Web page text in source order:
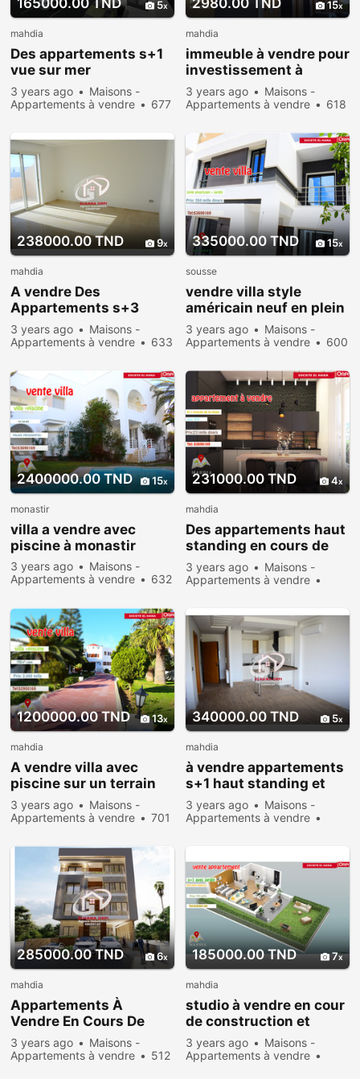
165000.00 TND 5
mahdia
Des appartements s+1
vue sur mer
directement au
promoteur baghdedi
3 years ago
Maisons -
Appartements à vendre
677
2980.00 TND 15
mahdia
immeuble à vendre pour
investissement à
mahdia
3 years ago
Maisons -
Appartements à vendre
618
238000.00 TND 9
mahdia
A vendre Des
Appartements s+3
directement promoteur
3 years ago
Maisons -
Appartements à vendre
633
335000.00 TND 15
sousse
vendre villa style
américain neuf en plein
centre ville sousse
3 years ago
Maisons -
Appartements à vendre
600
2400000.00 TND 15
monastir
villa a vendre avec
piscine à monastir
3 years ago
Maisons -
Appartements à vendre
632
231000.00 TND 4
mahdia
Des appartements haut
standing en cours de
construction et
directement au
3 years ago
Maisons -
Appartements à vendre
1200000.00 TND 13
mahdia
A vendre villa avec
piscine sur un terrain
de 1021 m²
3 years ago
Maisons -
Appartements à vendre
701
340000.00 TND 5
mahdia
à vendre appartements
s+1 haut standing et
vue sur mer à mahdia
mahdia
3 years ago
Maisons -
Appartements à vendre
285000.00 TND 6
mahdia
Appartements À
Vendre En Cours De
Construction en plein
beau de mahdia
3 years ago
Maisons -
Appartements à vendre
512
185000.00 TND 7
mahdia
studio à vendre en cour
de construction et
proche de la plage
3 years ago
Maisons -
Appartements à vendre